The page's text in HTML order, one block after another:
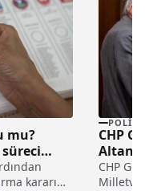
mu?
kararını
CHP
Altan
CHP